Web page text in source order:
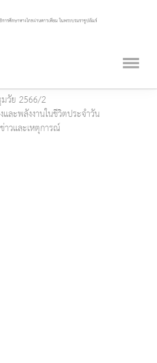
วัย 2566/2
ละพลังงานในชีวิตประจำวัน
าวและเหตุการณ์